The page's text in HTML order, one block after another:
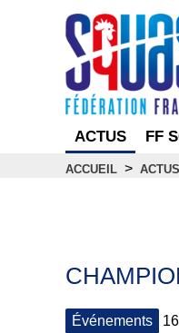
ACTUS FF
ACCUEIL > ACTUS
Événements